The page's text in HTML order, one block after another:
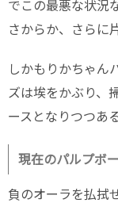
でこの最悪な状況
さからか、さらに
しかもりかちゃん
ズは埃をかぶり、
ースとなりつつあ
現在のパルプボ
負のオーラを払拭